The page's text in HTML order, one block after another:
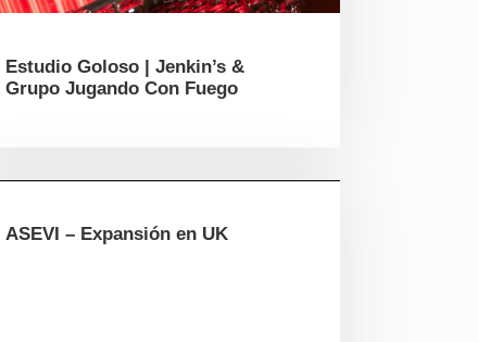
Estudio Goloso | Jenkin’s &
Grupo Jugando Con Fuego
ASEVI – Expansión en UK